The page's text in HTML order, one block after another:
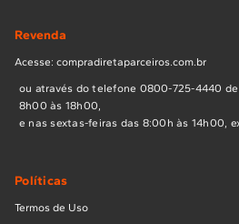
Revenda
Acesse: compradiretaparceiros.com.br
ou através do telefone 0800-725-4440
8h00 às 18h00,
e nas sextas-feiras das 8:00h às 14h00,
Políticas
Termos de Uso